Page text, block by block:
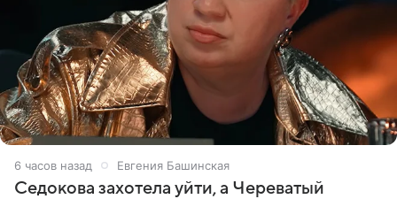
6 часов назад Евгения Башинская
Седокова захотела уйти, а Череватый